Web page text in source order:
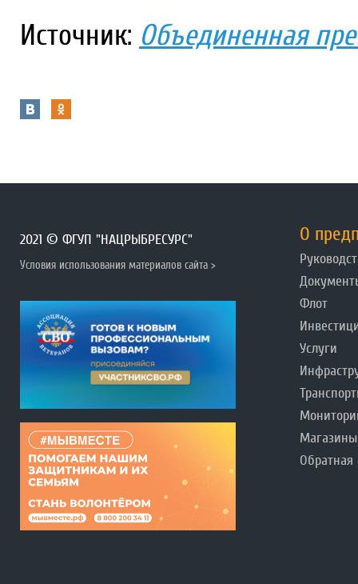
Источник: Объединенная
2021 © ФГУП "НАЦРЫБРЕСУРС"
Условия использования материалов сайта >
О
Флот
Услуги
Магазины
Обратная